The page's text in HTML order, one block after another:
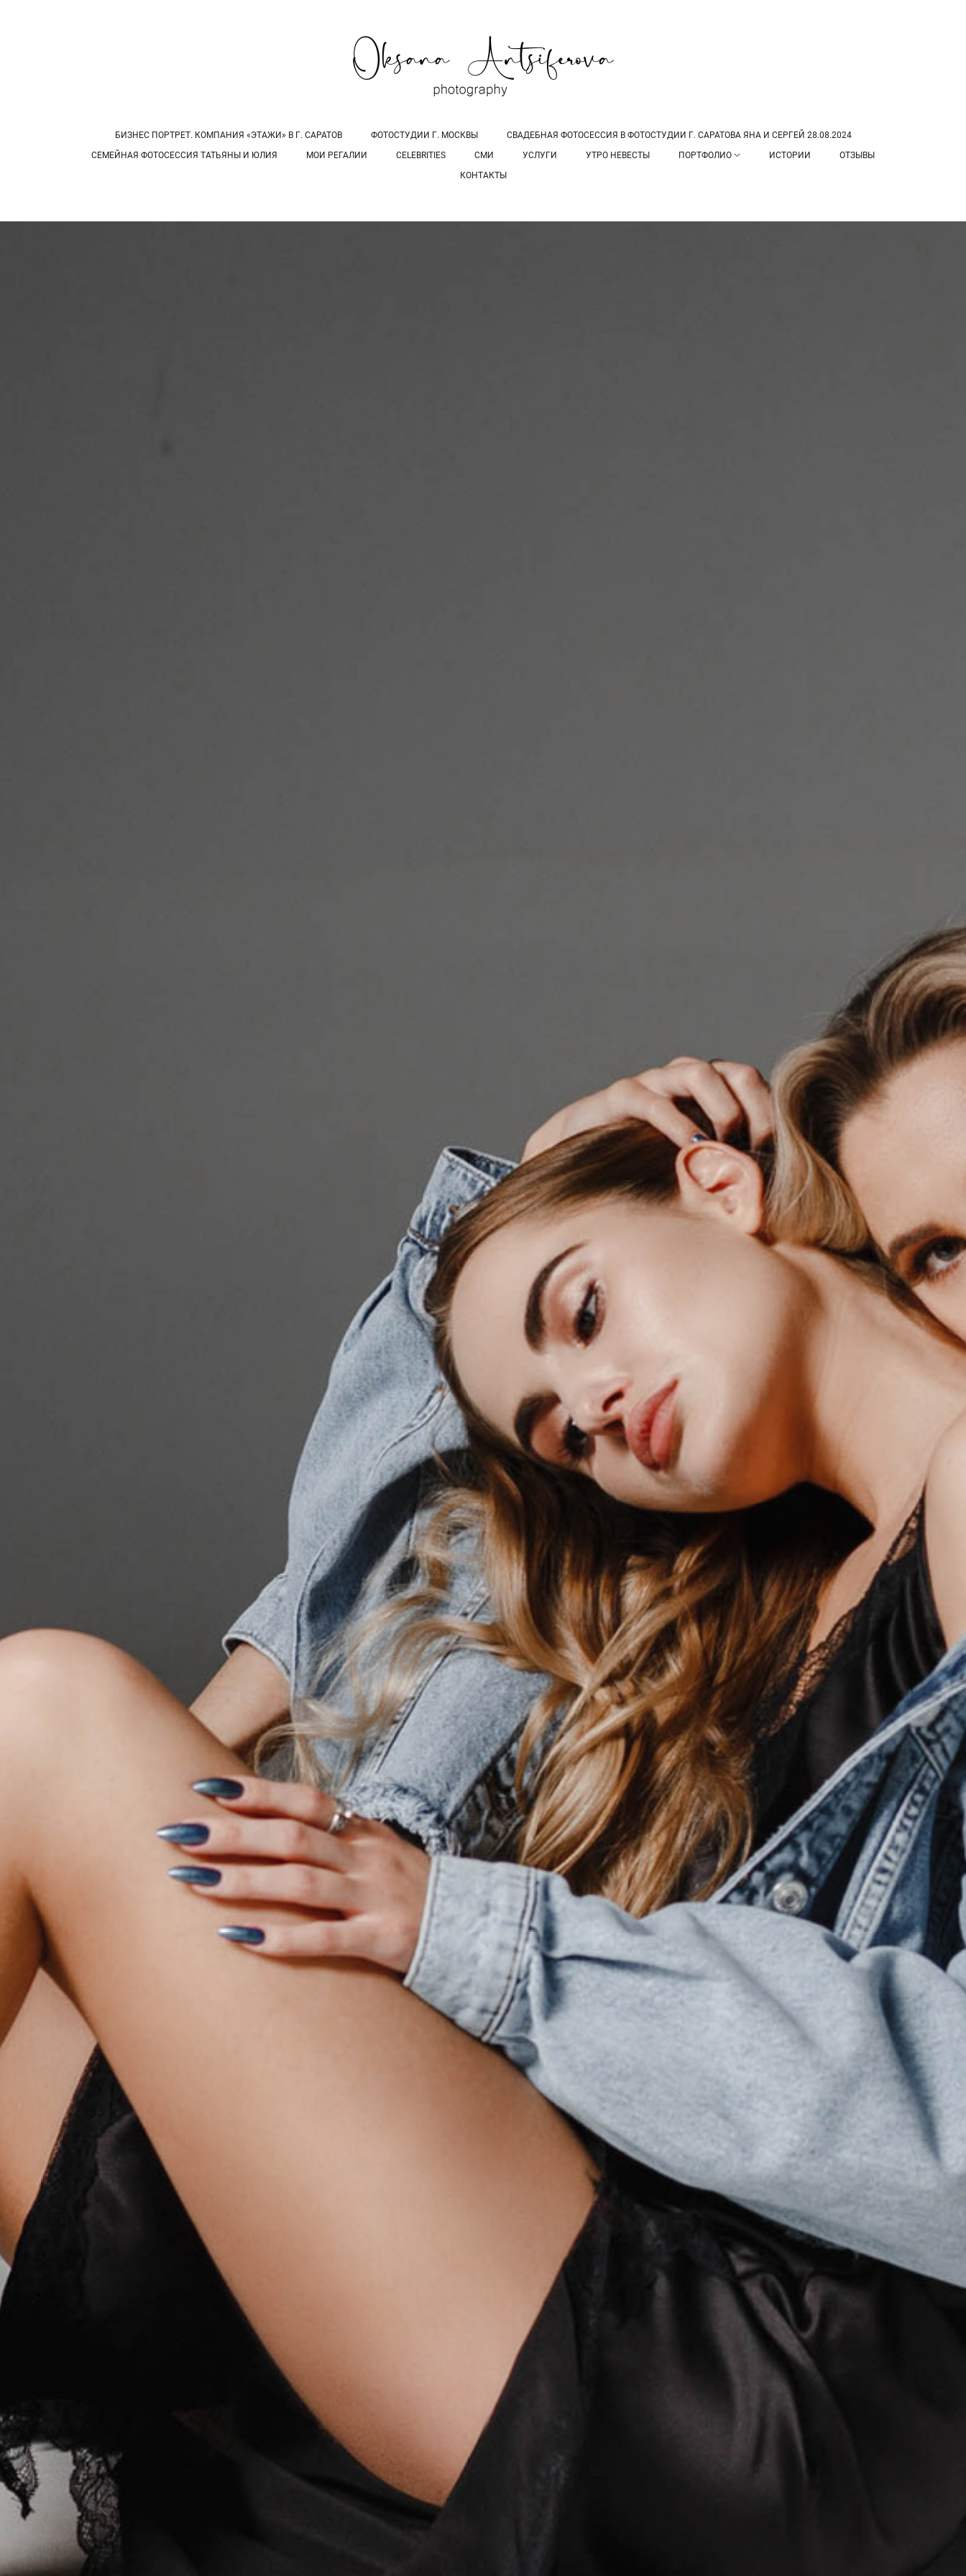
БИЗНЕС ПОРТРЕТ. КОМПАНИЯ «ЭТАЖИ» В Г. САРАТОВ ФОТОСТУДИИ Г. МОСКВЫ
СВАДЕБНАЯ ФОТОСЕССИЯ В ФОТОСТУДИИ Г. САРАТОВА ЯНА И СЕРГЕЙ 28.08.2024
СЕМЕЙНАЯ ФОТОСЕССИЯ ТАТЬЯНЫ И ЮЛИЯ
МОИ РЕГАЛИИ CELEBRITIES СМИ УСЛУГИ УТРО НЕВЕСТЫ ПОРТФОЛИО ИСТОРИИ
ОТЗЫВЫ
КОНТАКТЫ